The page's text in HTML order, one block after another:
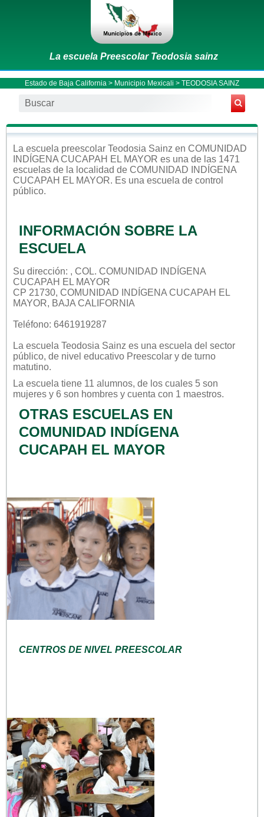
La escuela Preescolar Teodosia sainz
Estado de Baja California > Municipio Mexicali > TEODOSIA SAINZ
La escuela preescolar Teodosia Sainz en COMUNIDAD
INDÍGENA CUCAPAH EL MAYOR es una de las 1471
escuelas de la localidad de COMUNIDAD INDÍGENA
CUCAPAH EL MAYOR. Es una escuela de control
público.
INFORMACIÓN SOBRE LA
ESCUELA
Su dirección: , COL. COMUNIDAD INDÍGENA
CUCAPAH EL MAYOR
CP 21730, COMUNIDAD INDÍGENA CUCAPAH EL
MAYOR, BAJA CALIFORNIA
Teléfono: 6461919287
La escuela Teodosia Sainz es una escuela del sector
público, de nivel educativo Preescolar y de turno
matutino.
La escuela tiene 11 alumnos, de los cuales 5 son
mujeres y 6 son hombres y cuenta con 1 maestros.
OTRAS ESCUELAS EN
COMUNIDAD INDÍGENA
CUCAPAH EL MAYOR
CENTROS DE NIVEL PREESCOLAR